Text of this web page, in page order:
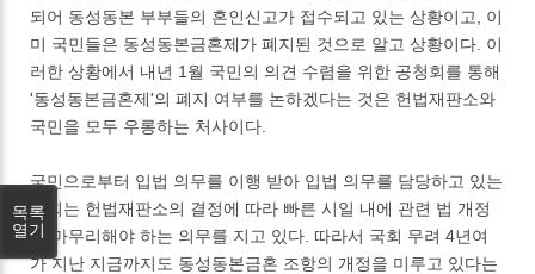
되어 동성동본 부부들의 혼인신고가 접수되고 있는 상황이고, 이
미 국민들은 동성동본금혼제가 폐지된 것으로 알고 상황이다. 이
러한 상황에서 내년 1월 국민의 의견 수렴을 위한 공청회를 통해
'동성동본금혼제'의 폐지 여부를 논하겠다는 것은 헌법재판소와
국민을 모두 우롱하는 처사이다.
국민으로부터 입법 의무를 이행 받아 입법 의무를 담당하고 있는
국회는 헌법재판소의 결정에 따라 빠른 시일 내에 관련 법 개정
을 마무리해야 하는 의무를 지고 있다. 따라서 국회 무려 4년여
가 지난 지금까지도 동성동본금혼 조항의 개정을 미루고 있다는
목록
열기